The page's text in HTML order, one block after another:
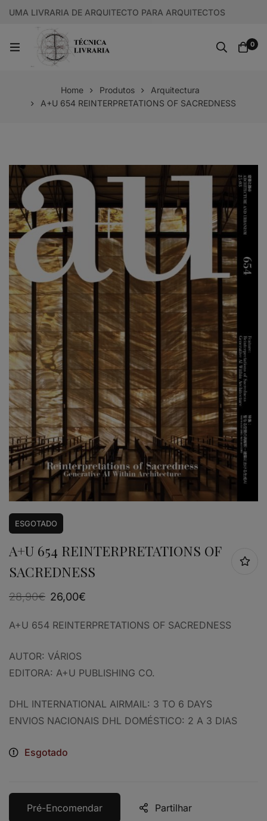
UMA LIVRARIA DE ARQUITECTO PARA ARQUITECTOS
0
Home Produtos
Arquitectura
A+U 654 REINTERPRETATIONS OF SACREDNESS
ESGOTADO
A+U 654 REINTERPRETATIONS OF
SACREDNESS
28,90€ 26,00€
A+U 654 REINTERPRETATIONS OF SACREDNESS
AUTOR: VÁRIOS
EDITORA: A+U PUBLISHING CO.
DHL INTERNATIONAL AIRMAIL: 3 TO 6 DAYS
ENVIOS NACIONAIS DHL DOMÉSTICO: 2 A 3 DIAS
Esgotado
Pré-Encomendar Partilhar